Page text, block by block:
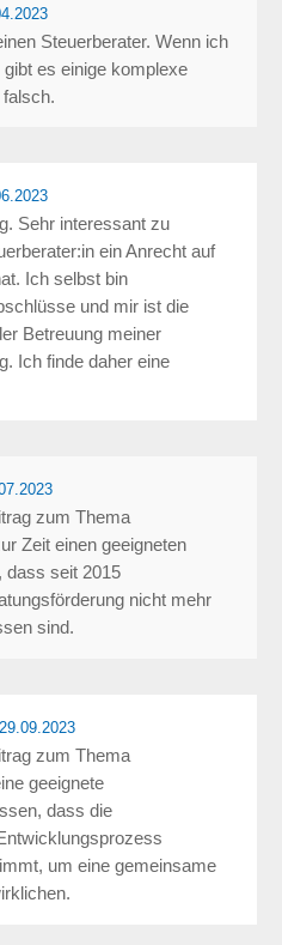
Steuerberater. Wenn ich
es einige komplexe
Sehr interessant zu
ein Anrecht auf
Ich selbst bin
und mir ist die
Betreuung meiner
Ich finde daher eine
zum Thema
Zeit einen geeigneten
dass seit 2015
nicht mehr
sind.
zum Thema
geeignete
dass die
um eine gemeinsame